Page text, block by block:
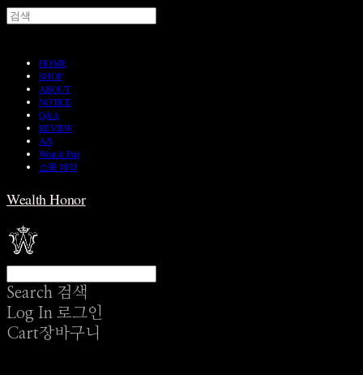
HOME
SHOP
ABOUT
NOTICE
Q&A
REVIEW
A/S
Wear & Pair
쇼룸 예약
Wealth Honor
Search 검색
Log In 로그인
Cart장바구니